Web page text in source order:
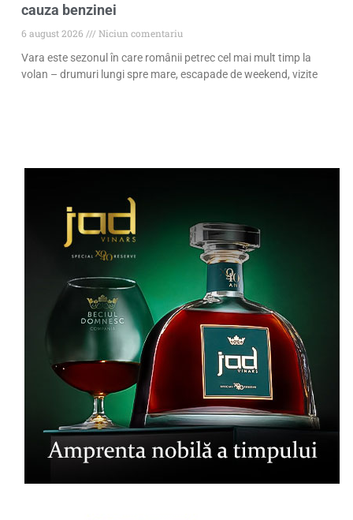
cauza benzinei
6 august 2026
Niciun comentariu
Vara este sezonul în care românii petrec cel mai mult timp la
volan – drumuri lungi spre mare, escapade de weekend, vizite